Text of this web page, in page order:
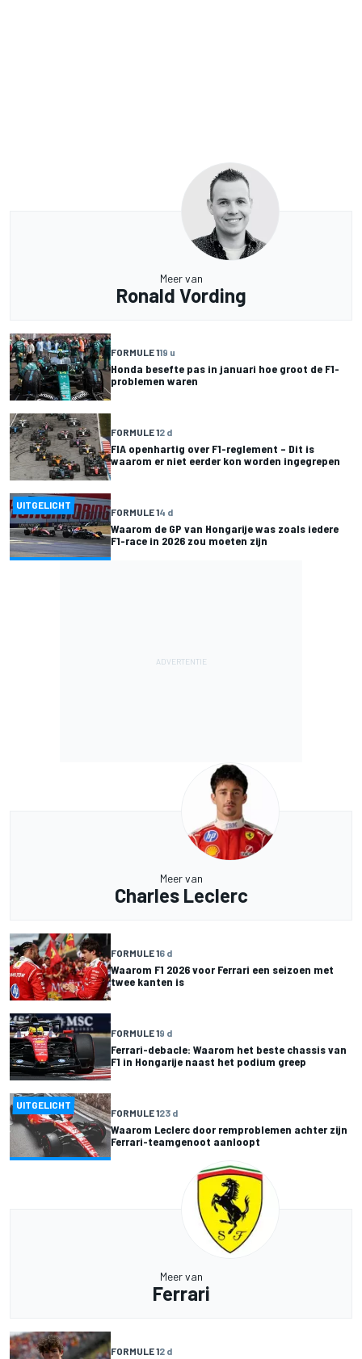
Meer van
Ronald Vording
FORMULE 119 u
Honda besefte pas in januari hoe groot de F1-
problemen waren
FORMULE 12 d
FIA openhartig over F1-reglement – Dit is
waarom er niet eerder kon worden ingegrepen
UITGELICHT
FORMULE 14 d
Waarom de GP van Hongarije was zoals iedere
F1-race in 2026 zou moeten zijn
Meer van
Charles Leclerc
FORMULE 16 d
Waarom F1 2026 voor Ferrari een seizoen met
twee kanten is
FORMULE 19 d
Ferrari-debacle: Waarom het beste chassis van
F1 in Hongarije naast het podium greep
UITGELICHT
FORMULE 123 d
Waarom Leclerc door remproblemen achter zijn
Ferrari-teamgenoot aanloopt
Meer van
Ferrari
FORMULE 12 d